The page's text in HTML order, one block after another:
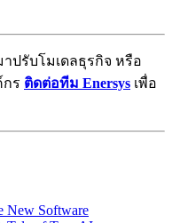
ปรับโมเดลธุรกิจ หรือ
กร ติดต่อทีม Enersys เพื่อ
New Software